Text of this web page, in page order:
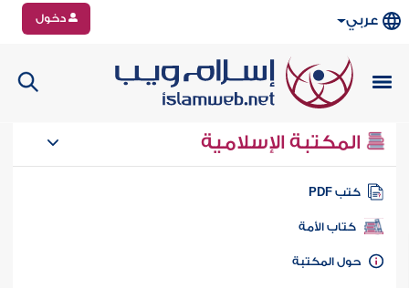
عربي دخول
المكتبة الإسلامية
كتب PDF
كتاب الأمة